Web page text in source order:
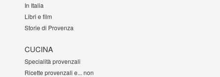
In Italia
Libri e film
Storie di Provenza
CUCINA
Specialità provenzali
Ricette provenzali e... non